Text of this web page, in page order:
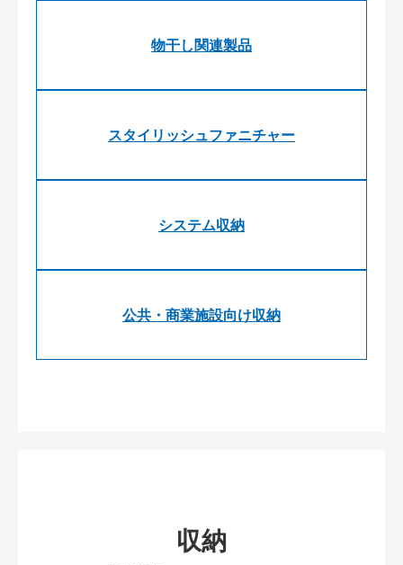
物干し関連製品
スタイリッシュファニチャー
システム収納
公共・商業施設向け収納
収納